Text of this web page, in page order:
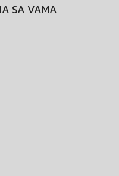
SA VAMA